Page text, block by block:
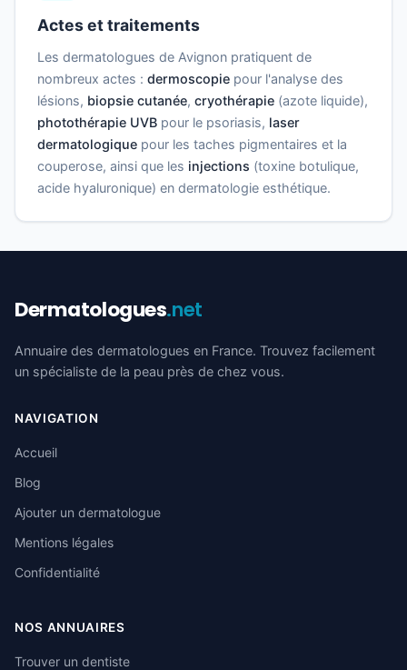
Actes et traitements
Les dermatologues de Avignon pratiquent de
nombreux actes : dermoscopie pour l'analyse des
lésions, biopsie cutanée, cryothérapie (azote liquide),
photothérapie UVB pour le psoriasis, laser
dermatologique pour les taches pigmentaires et la
couperose, ainsi que les injections (toxine botulique,
acide hyaluronique) en dermatologie esthétique.
Dermatologues.net
Annuaire des dermatologues en France. Trouvez facilement
un spécialiste de la peau près de chez vous.
NAVIGATION
Accueil
Blog
Ajouter un dermatologue
Mentions légales
Confidentialité
NOS ANNUAIRES
Trouver un dentiste